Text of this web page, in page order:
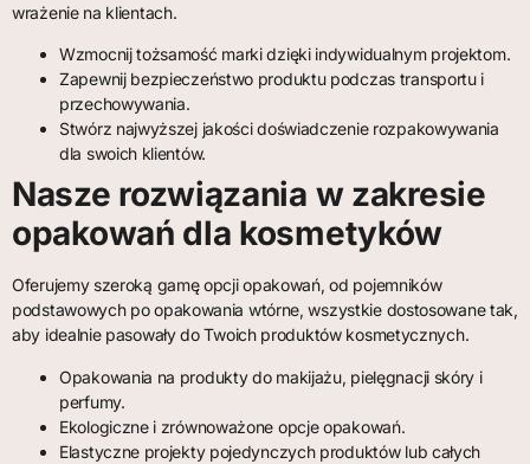
wrażenie na klientach.
Wzmocnij tożsamość marki dzięki indywidualnym projektom.
Zapewnij bezpieczeństwo produktu podczas transportu i
przechowywania.
Stwórz najwyższej jakości doświadczenie rozpakowywania
dla swoich klientów.
Nasze rozwiązania w zakresie
opakowań dla kosmetyków
Oferujemy szeroką gamę opcji opakowań, od pojemników
podstawowych po opakowania wtórne, wszystkie dostosowane tak,
aby idealnie pasowały do ​​Twoich produktów kosmetycznych.
Opakowania na produkty do makijażu, pielęgnacji skóry i
perfumy.
Ekologiczne i zrównoważone opcje opakowań.
Elastyczne projekty pojedynczych produktów lub całych